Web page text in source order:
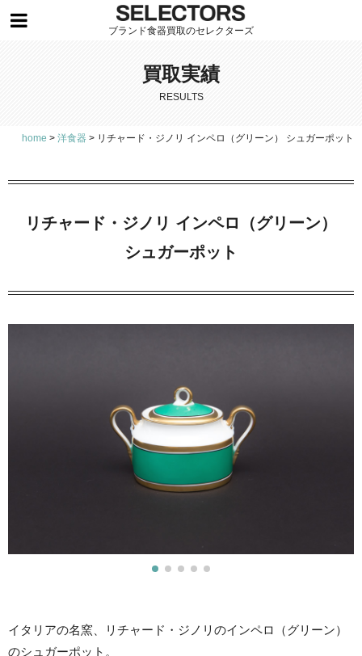
ブランド食器買取のセレクターズ
買取実績
RESULTS
home > 洋食器 > リチャード・ジノリ インペロ（グリーン） シュガーポット
リチャード・ジノリ インペロ（グリーン）
シュガーポット
イタリアの名窯、リチャード・ジノリのインペロ（グリーン）
のシュガーポット。